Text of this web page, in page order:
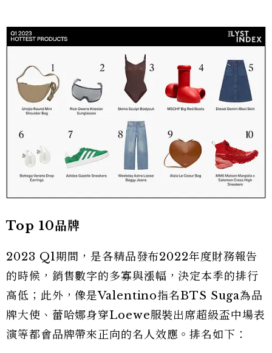
Top 10品牌
2023 Q1期間，是各精品發布2022年度財務報告
的時候，銷售數字的多寡與漲幅，決定本季的排行
高低；此外，像是Valentino指名BTS Suga為品
牌大使、蕾哈娜身穿Loewe服裝出席超級盃中場表
演等都會品牌帶來正向的名人效應。排名如下：